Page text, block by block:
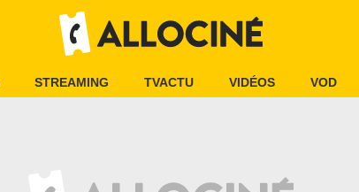
STREAMING TVACTU VIDÉOS VOD